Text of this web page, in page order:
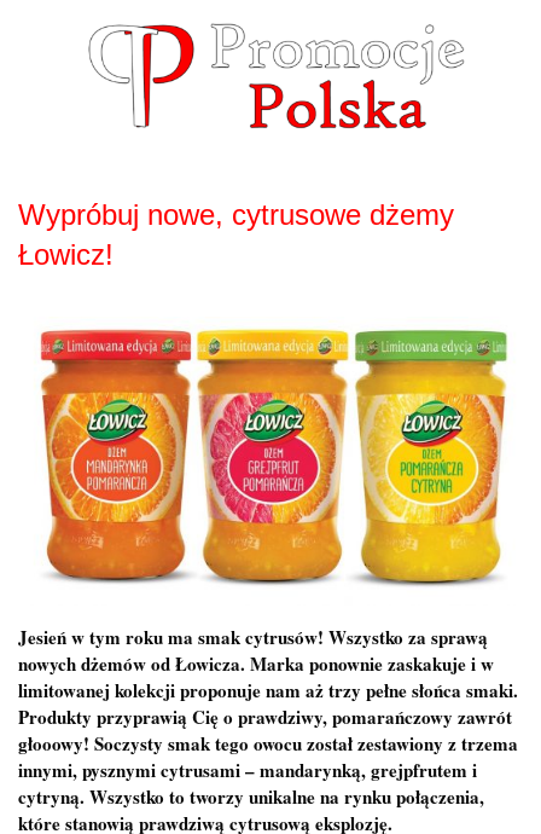
Wypróbuj nowe, cytrusowe dżemy
Łowicz!
Jesień w tym roku ma smak cytrusów! Wszystko za sprawą
nowych dżemów od Łowicza. Marka ponownie zaskakuje i w
limitowanej kolekcji proponuje nam aż trzy pełne słońca smaki.
Produkty przyprawią Cię o prawdziwy, pomarańczowy zawrót
głooowy! Soczysty smak tego owocu został zestawiony z trzema
innymi, pysznymi cytrusami – mandarynką, grejpfrutem i
cytryną. Wszystko to tworzy unikalne na rynku połączenia,
które stanowią prawdziwą cytrusową eksplozję.